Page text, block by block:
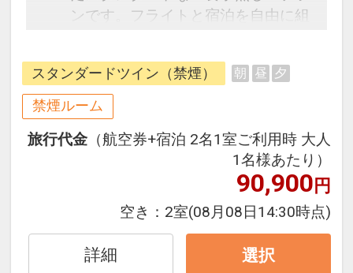
ンです。フライトと宿泊を自由に組
ージだから、一都市滞在はもちろん
周遊旅行にも最適！
旅行期間中の1泊だけの宿泊や延
泊・飛び泊なども自由自在です。
フライトは、安心のJAL（または
JALグループ）確約！フライトマイ
オプションでレンタカーや現地交
約）が可能なプランもございます。
スタンダードツイン（禁煙） 朝 昼 夕
禁煙ルーム
旅行代金 （航空券+宿泊 2名1室ご利用時 大人
1名様あたり）
90,900円
空き： 2室(08月08日14:30時点)
詳細 選択